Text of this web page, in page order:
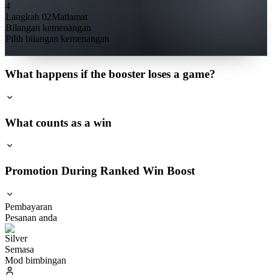
4
Langkah 02Matlamat
Bilangan kemenangan
Pilih bilangan kemenangan
What happens if the booster loses a game?
What counts as a win
Promotion During Ranked Win Boost
Pembayaran
Pesanan anda
Semasa
Mod bimbingan